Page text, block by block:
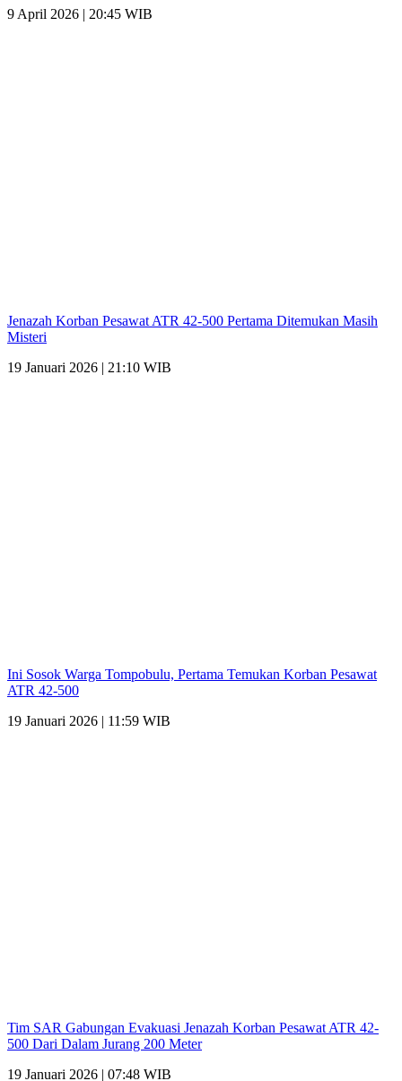
9 April 2026 | 20:45 WIB
Jenazah Korban Pesawat ATR 42-500 Pertama Ditemukan Masih
Misteri
19 Januari 2026 | 21:10 WIB
Ini Sosok Warga Tompobulu, Pertama Temukan Korban Pesawat
ATR 42-500
19 Januari 2026 | 11:59 WIB
Tim SAR Gabungan Evakuasi Jenazah Korban Pesawat ATR 42-
500 Dari Dalam Jurang 200 Meter
19 Januari 2026 | 07:48 WIB